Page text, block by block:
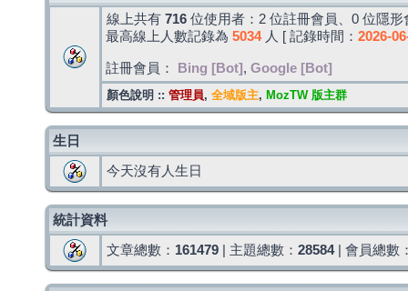
線上共有 716 位使用者：2 位註冊會員、0 位隱
最高線上人數記錄為 5034人 [ 記錄時間： 2026-
註冊會員： Bing [Bot] , Google [Bot]
顏色說明 :: 管理員, 全域版主, MozTW 版主群
生日
今天沒有人生日
統計資料
文章總數： 161479 | 主題總數： 28584| 會員總數